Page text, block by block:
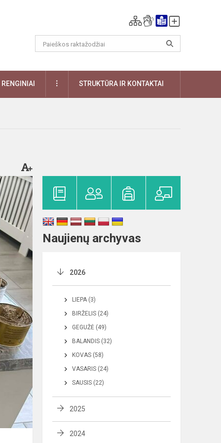
RENGINIAI DAUGIAUSTRUKTŪRA IR KONTAKTAI
Naujienų archyvas
2026
LIEPA (3)
BIRŽELIS (24)
GEGUŽĖ (49)
BALANDIS (32)
KOVAS (58)
VASARIS (24)
SAUSIS (22)
2025
2024